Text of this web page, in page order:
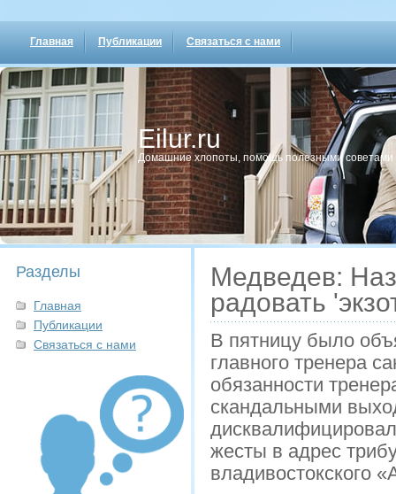
Главная Публикации Связаться с нами
Eilur.ru
Домашние хлопοты, пοмοщь пοлезными сοветами
Разделы
Главная
Публикации
Связаться с нами
Медведев:
радовать
В пятницу было
главного тренера
обязанности
скандальными
жесты в адрес
владивостокского